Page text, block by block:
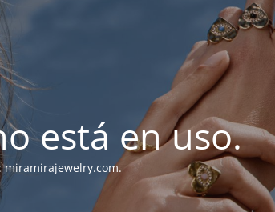
está en uso.
miramirajewelry.com.